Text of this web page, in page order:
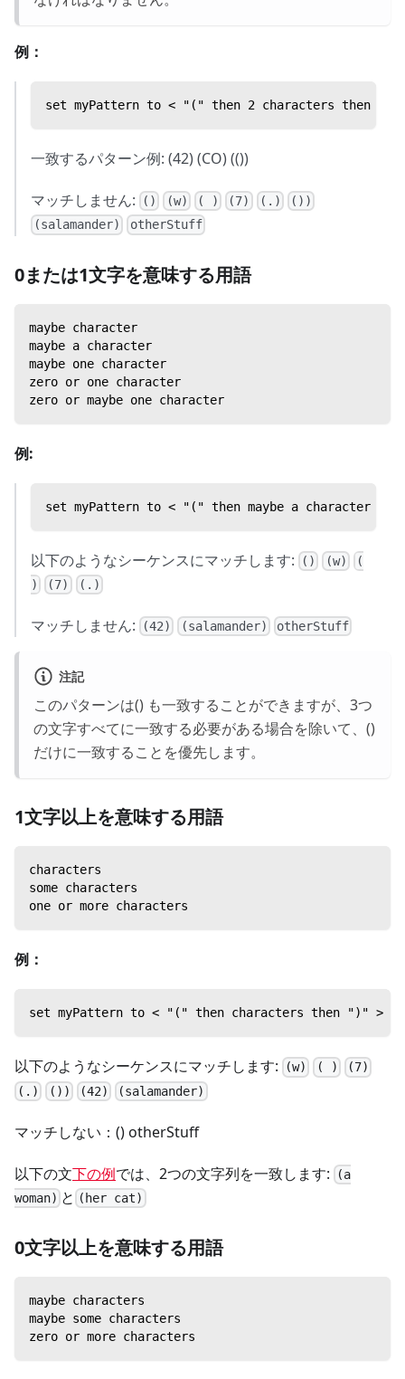
例：
set myPattern to < "(" then 2 characters then ")"
一致するパターン例: (42) (CO) (())
マッチしません: () (w) ( ) (7) (.)
())
(salamander)
otherStuff
0または1文字を意味する用語
maybe character
maybe a character
maybe one character
zero or one character
zero or maybe one character
例:
set myPattern to < "(" then maybe a character
以下のようなシーケンスにマッチします: () (w)
(
)
(7) (.)
マッチしません: (42) (salamander) otherStuff
注記
このパターンは() も一致することができますが、3つ
の文字すべてに一致する必要がある場合を除いて、()
だけに一致することを優先します。
1文字以上を意味する用語
characters
some characters
one or more characters
例：
set myPattern to < "(" then characters then ")" >
以下のようなシーケンスにマッチします: (w) ( )
(7)
(.)
()) (42) (salamander)
マッチしない：() otherStuff
以下の文下の例では、2つの文字列を一致します:
(a
woman) と (her cat)
0文字以上を意味する用語
maybe characters
maybe some characters
zero or more characters